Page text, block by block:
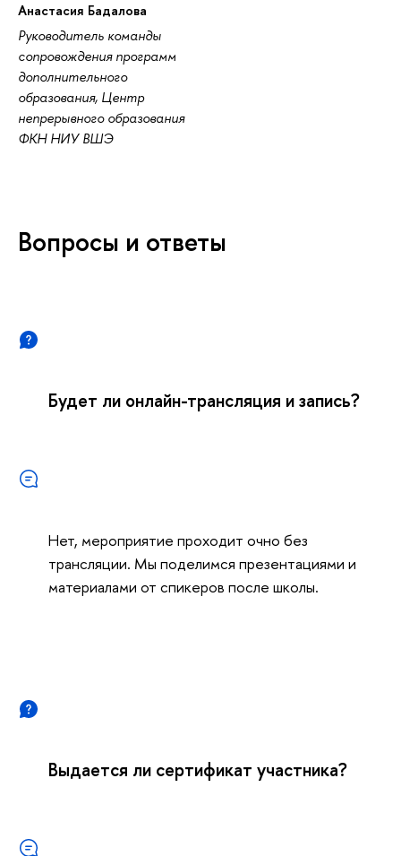
Анастасия Бадалова
Руководитель команды
сопровождения программ
дополнительного
образования, Центр
непрерывного образования
ФКН НИУ ВШЭ
опросы и ответы
Будет ли онлайн-трансляция и запись?
Нет, мероприятие проходит очно без
трансляции. Мы поделимся презентациями и
материалами от спикеров после школы.
ыдается ли сертификат участника?